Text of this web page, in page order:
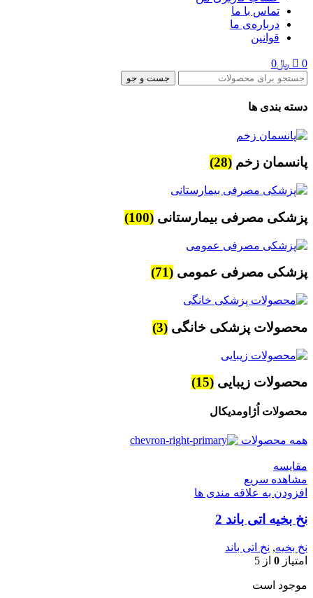
تماس با ما
درباره‌ی ما
قوانین
0 ﷼0
جست و جو
دسته بندی ها
پانسمان زخم (28)
پزشکی مصرفی بیمارستانی (100)
پزشکی مصرفی عمومی (71)
محصولات پزشکی خانگی (3)
محصولات زیبایی (15)
محصولات اُژاومدیکال
همه محصولات
مقایسه
مشاهده سریع
افزودن به علاقه مندی ها
نخ بخیه اتی باند 2
نخ بخیه, نخ اتی باند
امتیاز 0 از 5
موجود است